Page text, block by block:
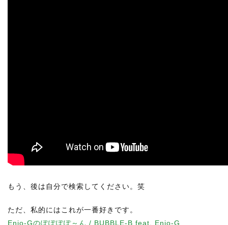
もう、後は自分で検索してください。笑
ただ、私的にはこれが一番好きです。
Enjo-Gのぽぽぽぽ～ん / BUBBLE-B feat. Enjo-G